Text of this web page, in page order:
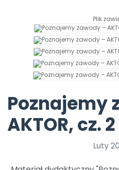
Pomoc
Plik
Poznajemy
AKTOR, cz.
Luty